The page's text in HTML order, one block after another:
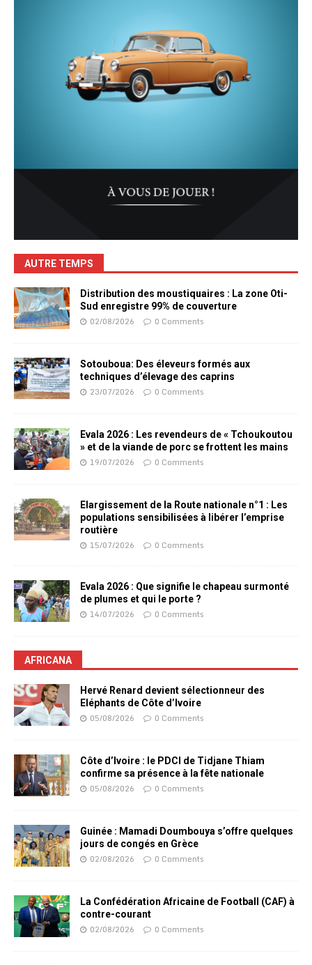
AUTRE TEMPS
Distribution des moustiquaires : La zone Oti-
Sud enregistre 99% de couverture
02/08/2026 0 Comments
Sotouboua: Des éleveurs formés aux
techniques d’élevage des caprins
23/07/2026 0 Comments
Evala 2026 : Les revendeurs de « Tchoukoutou
» et de la viande de porc se frottent les mains
19/07/2026 0 Comments
Elargissement de la Route nationale n°1 : Les
populations sensibilisées à libérer l’emprise
routière
15/07/2026 0 Comments
Evala 2026 : Que signifie le chapeau surmonté
de plumes et qui le porte ?
14/07/2026 0 Comments
AFRICANA
Hervé Renard devient sélectionneur des
Eléphants de Côte d’Ivoire
05/08/2026 0 Comments
Côte d’Ivoire : le PDCI de Tidjane Thiam
confirme sa présence à la fête nationale
05/08/2026 0 Comments
Guinée : Mamadi Doumbouya s’offre quelques
jours de congés en Grèce
02/08/2026 0 Comments
La Confédération Africaine de Football (CAF) à
contre-courant
02/08/2026 0 Comments